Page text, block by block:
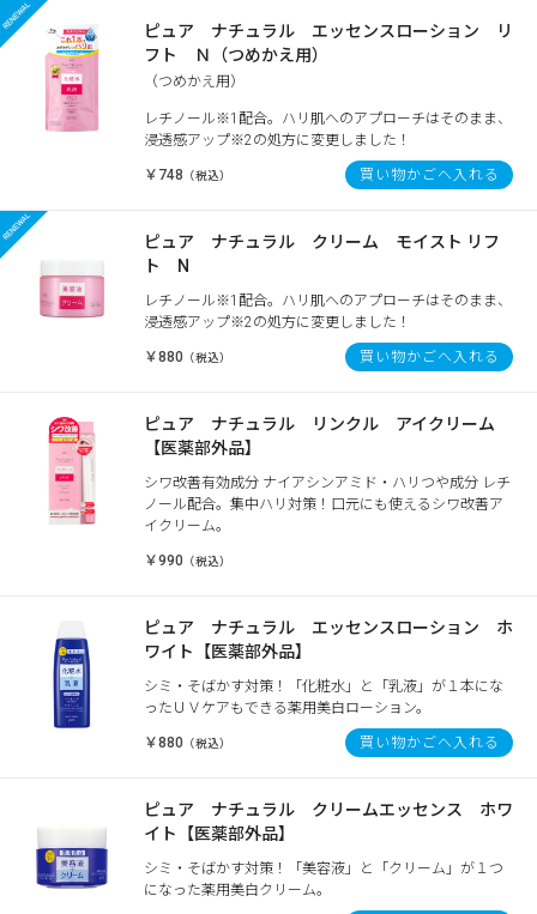
ピュア ナチュラル エッセンスローション リ
フト Ｎ（つめかえ用）
（つめかえ用）
レチノール※1配合。ハリ肌へのアプローチはそのまま、
浸透感アップ※2の処方に変更しました！
￥748 （税込） 買い物かごへ入れる
ピュア ナチュラル クリーム モイスト リフ
ト N
レチノール※1配合。ハリ肌へのアプローチはそのまま、
浸透感アップ※2の処方に変更しました！
￥880 （税込） 買い物かごへ入れる
ピュア ナチュラル リンクル アイクリーム
【医薬部外品】
シワ改善有効成分 ナイアシンアミド・ハリつや成分 レチ
ノール配合。集中ハリ対策！口元にも使えるシワ改善ア
イクリーム。
￥990 （税込）
ピュア ナチュラル エッセンスローション ホ
ワイト【医薬部外品】
シミ・そばかす対策！「化粧水」と「乳液」が１本にな
ったＵＶケアもできる薬用美白ローション。
￥880 （税込） 買い物かごへ入れる
ピュア ナチュラル クリームエッセンス ホワ
イト【医薬部外品】
シミ・そばかす対策！「美容液」と「クリーム」が１つ
になった薬用美白クリーム。